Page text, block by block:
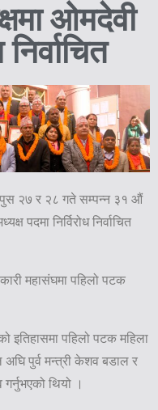
ओमदेवी
पुस २७ र २८ गते सम्पन्न ३१ औं
पदमा निर्विरोध निर्वाचित
महासंघमा पहिलो पटक
इतिहासमा पहिलो पटक महिला
पुर्व मन्त्री केशव बडाल र
थियो ।